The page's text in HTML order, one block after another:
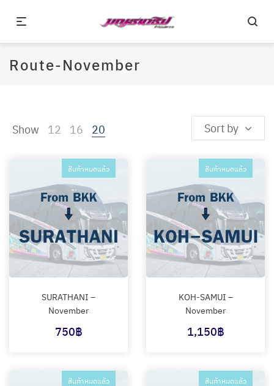
Route-November
Show 12 16 20 Sort by
สินค้าหมดแล้ว
SURATHANI –
November
750฿
สินค้าหมดแล้ว
KOH-SAMUI –
November
1,150฿
สินค้าหมดแล้ว สินค้าหมดแล้ว